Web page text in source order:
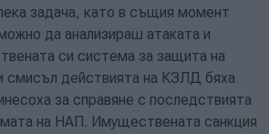
задача, като в същия момент
да анализираш атаката и
си система за защита на
смисъл действията на КЗЛД бяха
за справяне с последствията
на НАП. Имуществената санкция